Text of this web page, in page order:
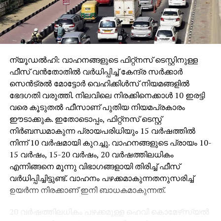
ന്യൂഡല്‍ഹി: വാഹനങ്ങളുടെ ഫിറ്റ്‌നസ് ടെസ്റ്റിനുള്ള
ഫീസ് വന്‍തോതില്‍ വര്‍ധിപ്പിച്ച് കേന്ദ്ര സര്‍ക്കാര്‍
സെന്‍ട്രല്‍ മോട്ടോര്‍ വെഹിക്കിള്‍സ് നിയമങ്ങളില്‍
ഭേദഗതി വരുത്തി. നിലവിലെ നിരക്കിനെക്കാള്‍ 10 ഇരട്ടി
വരെ കൂടുതല്‍ ഫീസാണ് പുതിയ നിയമപ്രകാരം
ഈടാക്കുക. ഇതോടൊപ്പം, ഫിറ്റ്‌നസ് ടെസ്റ്റ്
നിര്‍ബന്ധമാകുന്ന പ്രായപരിധിയും 15 വര്‍ഷത്തില്‍
നിന്ന് 10 വര്‍ഷമായി കുറച്ചു. വാഹനങ്ങളുടെ പ്രായം 10-
15 വര്‍ഷം, 15-20 വര്‍ഷം, 20 വര്‍ഷത്തിലധികം
എന്നിങ്ങനെ മൂന്നു വിഭാഗങ്ങളായി തിരിച്ച് ഫീസ്
വര്‍ധിപ്പിച്ചിട്ടുണ്ട്. വാഹനം പഴക്കമാകുന്നതനുസരിച്ച്
ഉയര്‍ന്ന നിരക്കാണ് ഇനി ബാധകമാകുന്നത്.
20 വര്‍ഷത്തിലധികം പഴക്കമുള്ള ഹെവി കൊമേഴ്‌സ്യല്‍